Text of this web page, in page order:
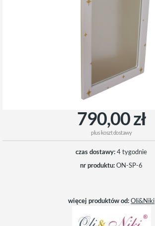
790,00 zł
pluskoszt dostawy
czas dostawy:4 tygodnie
nr produktu:ON-SP-6
więcej produktów od:Oli&Niki